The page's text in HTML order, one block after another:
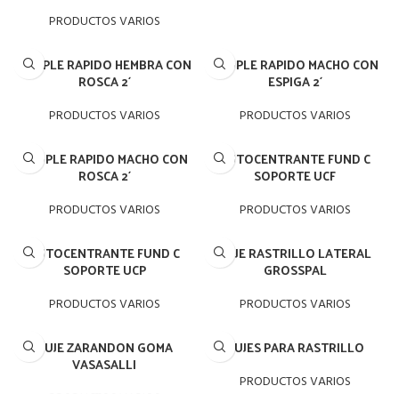
PRODUCTOS VARIOS
ACOPLE RAPIDO HEMBRA CON
ROSCA 2´
PRODUCTOS VARIOS
ACOPLE RAPIDO MACHO CON
ESPIGA 2´
PRODUCTOS VARIOS
ACOPLE RAPIDO MACHO CON
ROSCA 2´
PRODUCTOS VARIOS
AUTOCENTRANTE FUND C
SOPORTE UCF
PRODUCTOS VARIOS
AUTOCENTRANTE FUND C
SOPORTE UCP
PRODUCTOS VARIOS
BUJE RASTRILLO LATERAL
GROSSPAL
PRODUCTOS VARIOS
BUJE ZARANDON GOMA
VASASALLI
BUJES PARA RASTRILLO
PRODUCTOS VARIOS